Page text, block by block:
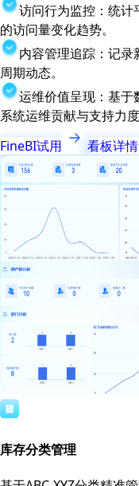
访问行为监控：统计
的访问量变化趋势。
内容管理追踪：记
周期动态。
运维价值呈现：基于
系统运维贡献与支持力度
FineBI试用
看板详情
库存分类管理